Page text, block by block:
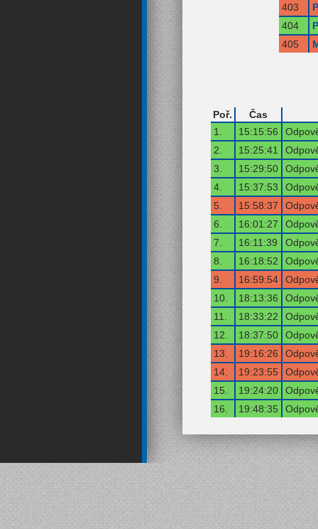
403
404
405
Poř.
Čas
1.
15:15:56
2.
15:25:41
3.
15:29:50
4.
15:37:53
5.
15:58:37
6.
16:01:27
7.
16:11:39
8.
16:18:52
9.
16:59:54
10.
18:13:36
11.
18:33:22
12.
18:37:50
13.
19:16:26
14.
19:23:55
15.
19:24:20
16.
19:48:35